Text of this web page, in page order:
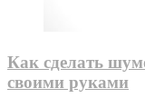
Как сделать
своими руками